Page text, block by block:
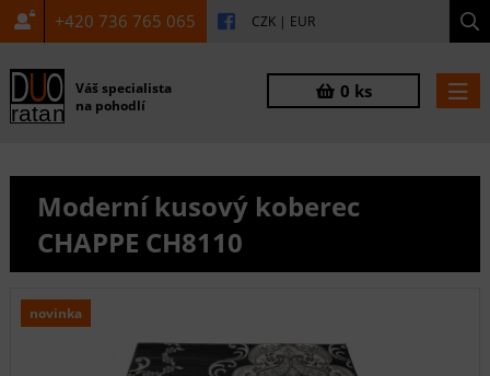
+420 736 765 065 CZK | EUR
Váš specialista
na pohodlí
0 ks
Moderní kusový koberec
CHAPPE CH8110
novinka